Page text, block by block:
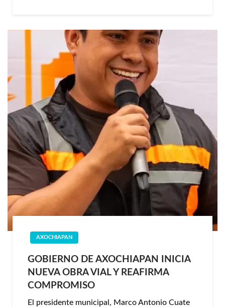
AXOCHIAPAN
GOBIERNO DE AXOCHIAPAN INICIA
NUEVA OBRA VIAL Y REAFIRMA
COMPROMISO
El presidente municipal, Marco Antonio Cuate